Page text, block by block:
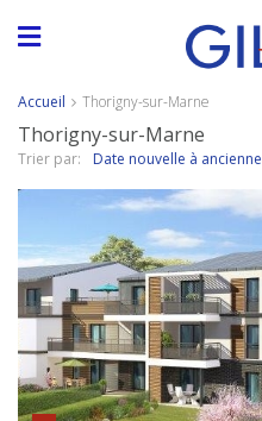
Accueil Thorigny-sur-Marne
Thorigny-sur-Marne
Trier par: Date nouvelle à ancienne